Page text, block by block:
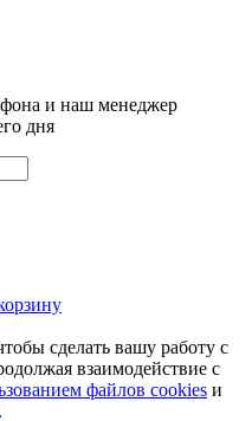
и наш менеджер
дня
сделать вашу работу с
взаимодействие с
файлов cookies и
.